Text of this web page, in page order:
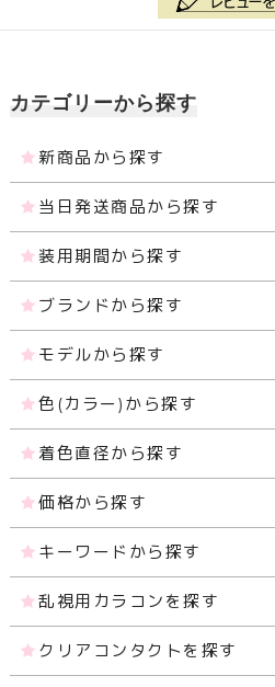
カテゴリーから探す
新商品から探す
当日発送商品から探す
装用期間から探す
ブランドから探す
モデルから探す
色(カラー)から探す
着色直径から探す
価格から探す
キーワードから探す
乱視用カラコンを探す
クリアコンタクトを探す